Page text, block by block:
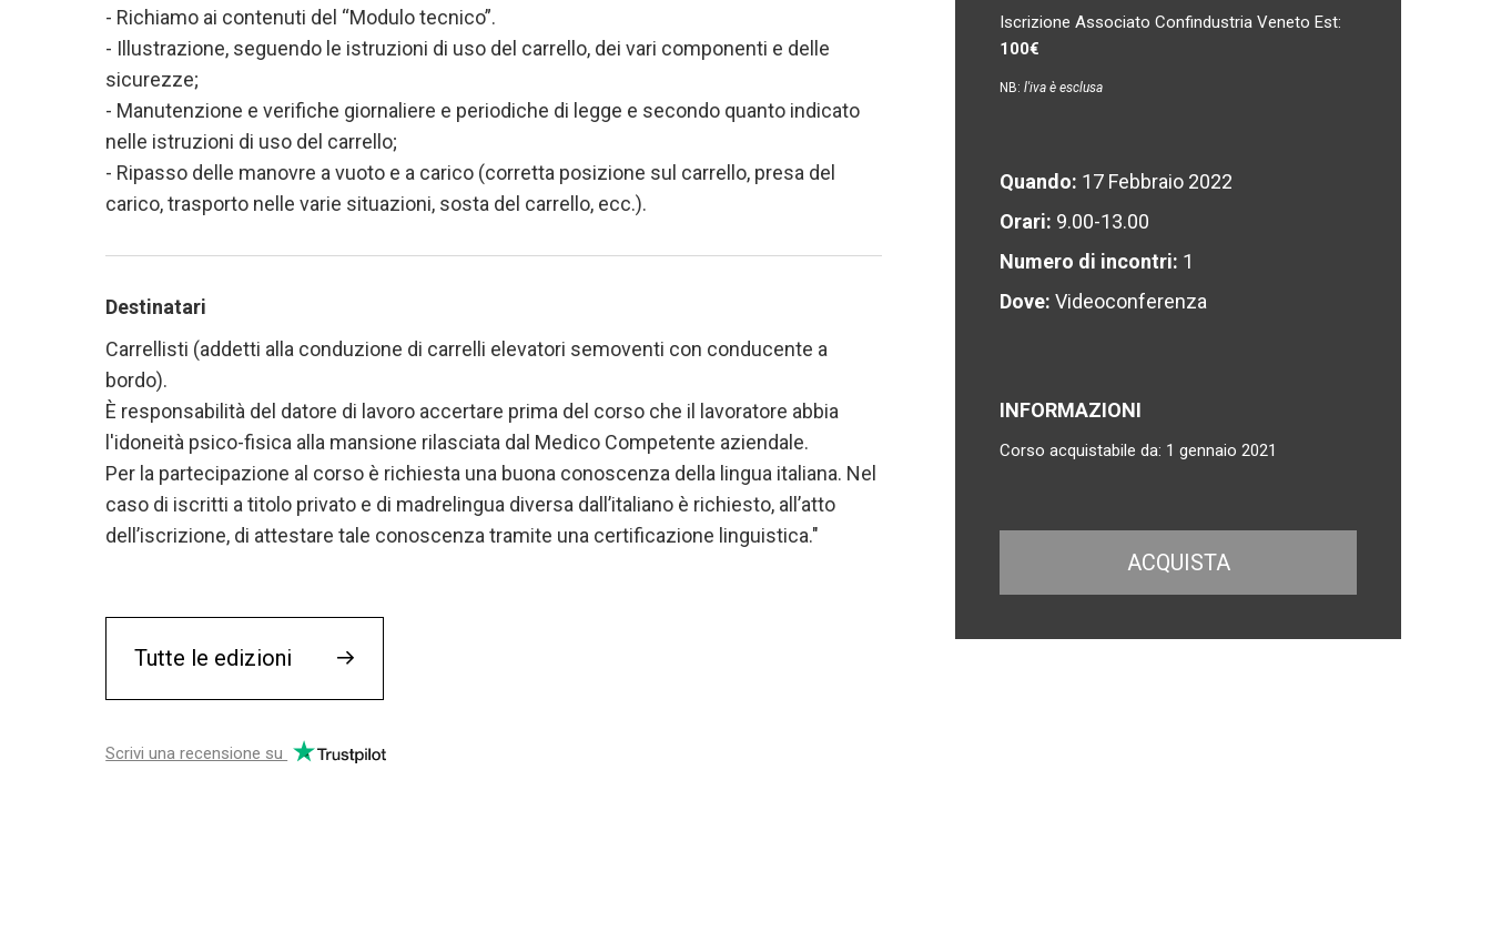
- Richiamo ai contenuti del “Modulo tecnico”.
- Illustrazione, seguendo le istruzioni di uso del carrello, dei vari componenti e delle
sicurezze;
- Manutenzione e verifiche giornaliere e periodiche di legge e secondo quanto indicato
nelle istruzioni di uso del carrello;
- Ripasso delle manovre a vuoto e a carico (corretta posizione sul carrello, presa del
carico, trasporto nelle varie situazioni, sosta del carrello, ecc.).
Destinatari
Carrellisti (addetti alla conduzione di carrelli elevatori semoventi con conducente a
bordo).
È responsabilità del datore di lavoro accertare prima del corso che il lavoratore abbia
l'idoneità psico-fisica alla mansione rilasciata dal Medico Competente aziendale.
Per la partecipazione al corso è richiesta una buona conoscenza della lingua italiana. Nel
caso di iscritti a titolo privato e di madrelingua diversa dall’italiano è richiesto, all’atto
dell’iscrizione, di attestare tale conoscenza tramite una certificazione linguistica."
Tutte le edizioni →
Scrivi una recensione su
Iscrizione Associato Confindustria Veneto Est:
100€
NB:l'iva è esclusa
Quando: 17 Febbraio 2022
Orari: 9.00-13.00
Numero di incontri: 1
Dove:Videoconferenza
INFORMAZIONI
Corso acquistabile da: 1 gennaio 2021
ACQUISTA